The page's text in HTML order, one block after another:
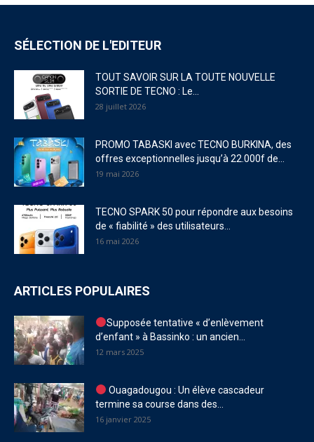
SÉLECTION DE L'EDITEUR
TOUT SAVOIR SUR LA TOUTE NOUVELLE
SORTIE DE TECNO : Le...
28 juillet 2026
PROMO TABASKI avec TECNO BURKINA, des
offres exceptionnelles jusqu’à 22.000f de...
19 mai 2026
TECNO SPARK 50 pour répondre aux besoins
de « fiabilité » des utilisateurs...
16 mai 2026
ARTICLES POPULAIRES
Supposée tentative « d’enlèvement
d’enfant » à Bassinko : un ancien...
12 mars 2025
Ouagadougou : Un élève cascadeur
termine sa course dans des...
16 janvier 2025